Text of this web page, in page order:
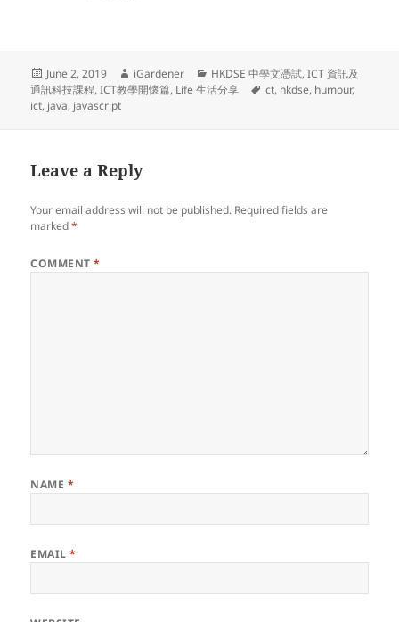
Posted
on
June 2, 2019 Author
iGardener Categories
HKDSE 中學文憑試,ICT 資訊及
通訊科技課程,ICT教學開懷篇, Life 生活分享 Tags
ct, hkdse, humour,
ict, java, javascript
Leave a Reply
Your email address will not be published. Required fields are
marked*
COMMENT*
NAME *
EMAIL*